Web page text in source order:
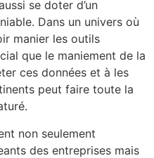
se doter d’un
Dans un univers où
manier les outils
que le maniement de la
ces données et à les
peut faire toute la
non seulement
des entreprises mais